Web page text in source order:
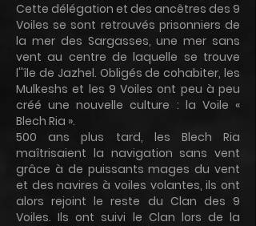
Cette délégation et des ancêtres des 9
Voiles se sont retrouvés prisonniers de
la mer des Sargasses, une mer sans
vent au centre de laquelle se trouve
l''île de Jazhel. Obligés de cohabiter, les
Mulkeshs et les 9 Voiles ont peu à peu
créé une nouvelle culture : la Voile «
Blech Ria ».
500 ans plus tard, les Blech Ria
maîtrisaient la navigation sans vent
grâce à de puissants mages du vent
et des navires à voiles volantes, ils ont
alors rejoint le reste du Clan des 9
Voiles. Ils ont suivi le Clan lors de la